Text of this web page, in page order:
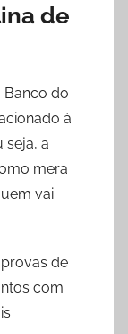
de
do
à
seja, a
mera
vai
de
com